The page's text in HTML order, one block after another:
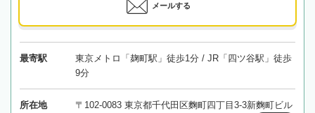
メールする
最寄駅
東京メトロ「麹町駅」徒歩1分 / JR「四ツ谷駅」徒歩
9分
所在地
〒102-0083 東京都千代田区麴町四丁目3-3新麴町ビル